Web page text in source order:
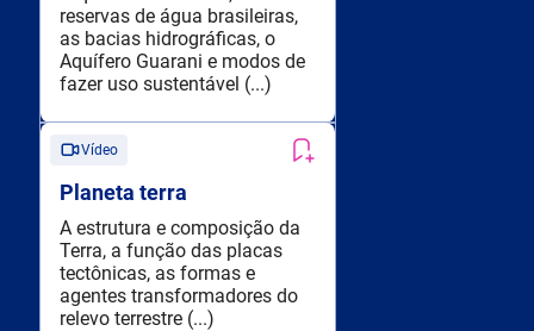
reservas de água brasileiras,
as bacias hidrográficas, o
Aquífero Guarani e modos de
fazer uso sustentável (...)
Vídeo
Planeta terra
A estrutura e composição da
Terra, a função das placas
tectônicas, as formas e
agentes transformadores do
relevo terrestre (...)